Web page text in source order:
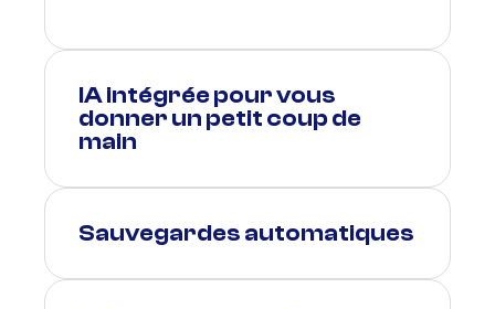
IA intégrée pour vous
donner un petit coup de
main
Sauvegardes automatiques